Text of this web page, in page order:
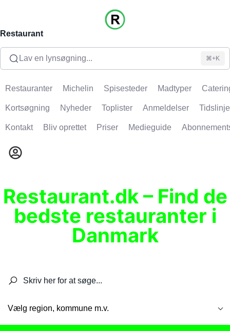
Restaurant
Lav en lynsøgning... ⌘+K
Restauranter Michelin Spisesteder Madtyper
Kortsøgning Nyheder Toplister Anmeldelser Tidslinje
Kontakt Bliv oprettet Priser Medieguide
Restaurant.dk – Find de
bedste restauranter i
Danmark
Vælg region, kommune m.v.